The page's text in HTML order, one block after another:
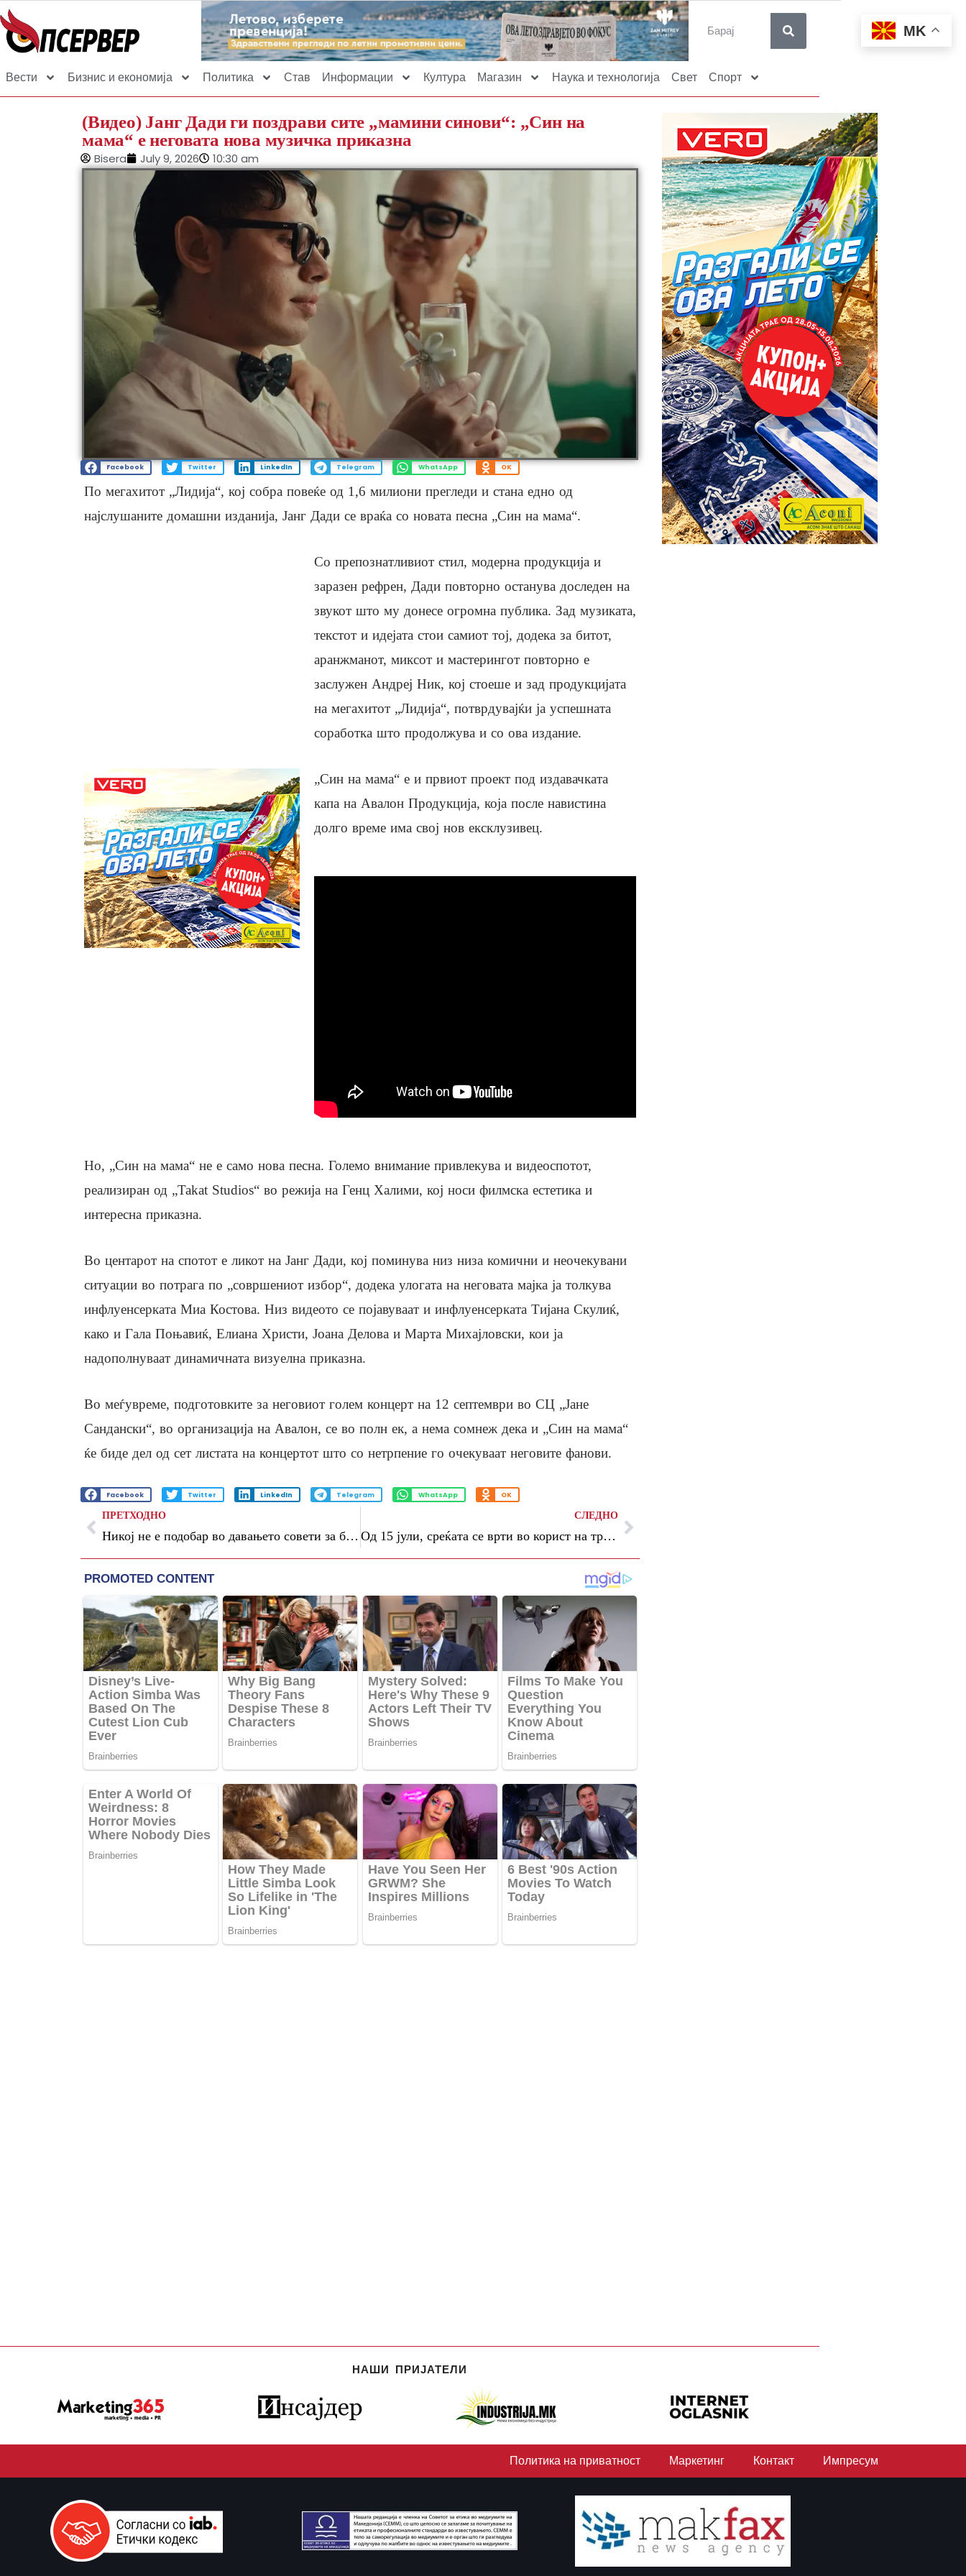
Вести Бизнис и економија Политика Став Информации Култура Магазин Наука и технологија Свет Спорт
(Видео) Јанг Дади ги поздрави сите „мамини синови“: „Син на
мама“ е неговата нова музичка приказна
Bisera July 9, 2026 10:30 am
Facebook Twitter LinkedIn Telegram WhatsApp OK
По мегахитот „Лидија“, кој собра повеќе од 1,6 милиони прегледи и стана едно од
најслушаните домашни изданија, Јанг Дади се враќа со новата песна „Син на мама“.
Со препознатливиот стил, модерна продукција и
заразен рефрен, Дади повторно останува доследен на
звукот што му донесе огромна публика. Зад музиката,
текстот и идејата стои самиот тој, додека за битот,
аранжманот, миксот и мастерингот повторно е
заслужен Андреј Ник, кој стоеше и зад продукцијата
на мегахитот „Лидија“, потврдувајќи ја успешната
соработка што продолжува и со ова издание.
„Син на мама“ е и првиот проект под издавачката
капа на Авалон Продукција, која после навистина
долго време има свој нов ексклузивец.
Но, „Син на мама“ не е само нова песна. Големо внимание привлекува и видеоспотот,
реализиран од „Takat Studios“ во режија на Генц Халими, кој носи филмска естетика и
интересна приказна.
Во центарот на спотот е ликот на Јанг Дади, кој поминува низ низа комични и неочекувани
ситуации во потрага по „совршениот избор“, додека улогата на неговата мајка ја толкува
инфлуенсерката Миа Костова. Низ видеото се појавуваат и инфлуенсерката Тијана Скулиќ,
како и Гала Поњавиќ, Елиана Христи, Јоана Делова и Марта Михајловски, кои ја
надополнуваат динамичната визуелна приказна.
Во меѓувреме, подготовките за неговиот голем концерт на 12 септември во СЦ „Јане
Сандански“, во организација на Авалон, се во полн ек, а нема сомнеж дека и „Син на мама“
ќе биде дел од сет листата на концертот што со нетрпение го очекуваат неговите фанови.
Facebook Twitter LinkedIn Telegram WhatsApp OK
ПРЕТХОДНО
Никој не е подобар во давањето совети за брак од него: Еве што и порача на Тејлор Свифт
СЛЕДНО
Од 15 јули, среќата се врти во корист на три хороскопски знаци
НАШИ ПРИЈАТЕЛИ
Политика на приватност Маркетинг Контакт Импресум
MK